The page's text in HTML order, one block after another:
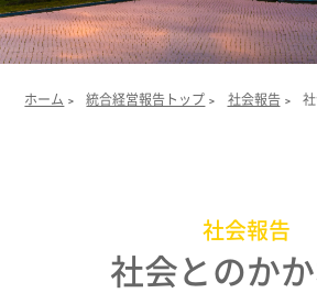
統合経営報告
ホーム > 統合経営報告トップ > 社会報告 >
社会報告
社会とのか